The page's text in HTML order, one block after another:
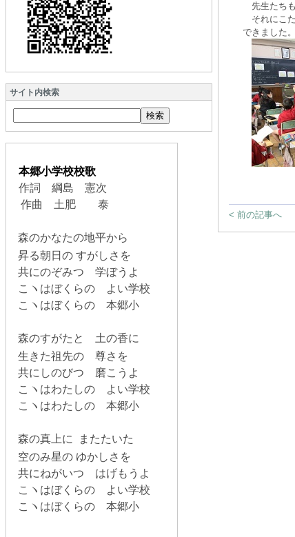
サイト内検索
本郷小学校校歌
作詞 綱島 憲次
作曲 土肥 泰
森のかなたの地平から
昇る朝日の すがしさを
共にのぞみつ 学ぼうよ
こヽはぼくらの よい学校
こヽはぼくらの 本郷小
森のすがたと 土の香に
生きた祖先の 尊さを
共にしのびつ 磨こうよ
こヽはわたしの よい学校
こヽはわたしの 本郷小
森の真上に またたいた
空のみ星の ゆかしさを
共にねがいつ はげもうよ
こヽはぼくらの よい学校
こヽはぼくらの 本郷小
先生たちも
それにこ
できました。
< 前の記事へ